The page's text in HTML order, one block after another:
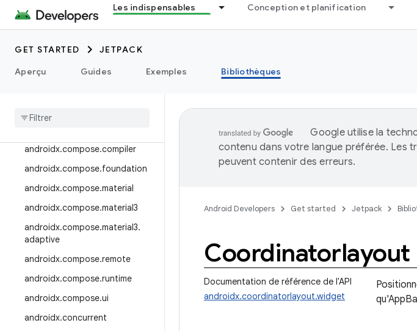
Les indispensables Conception et planification
GET STARTED
JETPACK
Aperçu
Guides Exemples Bibliothèques
androidx.camera.viewfinder
androidx.car
androidx.car.app
androidx.cardview
androidx.compose.compiler
androidx.compose.foundation
androidx.compose.material
androidx.compose.material3
androidx.compose.material3.
adaptive
androidx.compose.remote
androidx.compose.runtime
androidx.compose.ui
androidx.concurrent
Google utilise la
contenu dans votre langue préférée. Les
peuvent contenir des erreurs.
Android Developers Get started Jetpack
Coordinatorlayout
Documentation de référence de l'API
androidx.coordinatorlayout.widget